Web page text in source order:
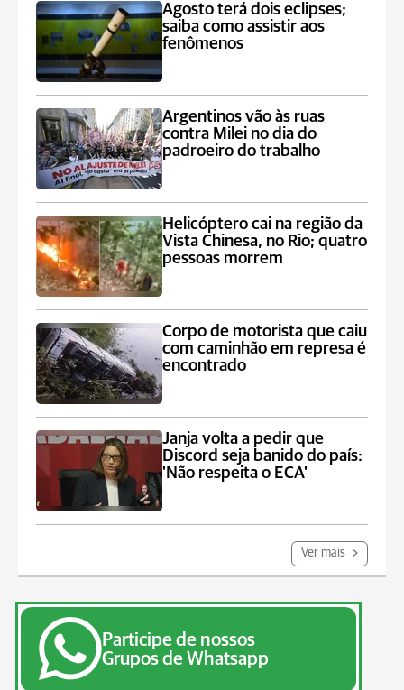
Agosto terá dois eclipses;
saiba como assistir aos
fenômenos
Argentinos vão às ruas
contra Milei no dia do
padroeiro do trabalho
Helicóptero cai na região da
Vista Chinesa, no Rio; quatro
pessoas morrem
Corpo de motorista que caiu
com caminhão em represa é
encontrado
Janja volta a pedir que
Discord seja banido do país:
'Não respeita o ECA'
Ver mais
Participe de nossos
Grupos de Whatsapp